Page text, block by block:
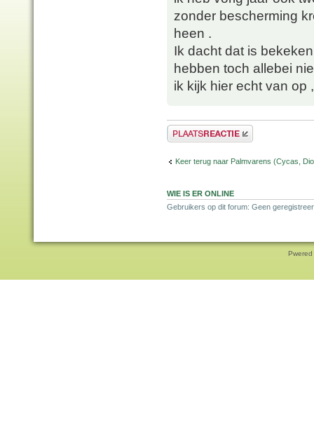
zonder bescherming
heen .
Ik dacht dat is
hebben toch allebei
ik kijk hier echt van op
Plaats een reactie
Keer terug naar Palmvarens (Cycas,
WIE IS ER ONLINE
Gebruikers op dit forum: Geen